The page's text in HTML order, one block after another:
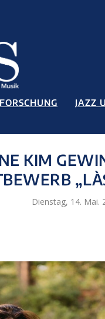
JAZZ
KIM
Dienstag, 14. Mai.